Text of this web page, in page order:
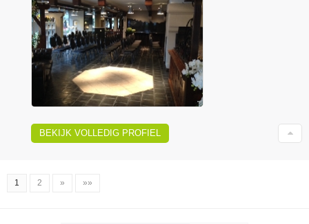
BEKIJK VOLLEDIG PROFIEL
1 2 » »»